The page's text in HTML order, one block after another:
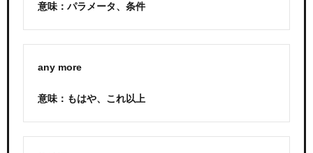
意味：パラメータ、条件
any more
意味：もはや、これ以上